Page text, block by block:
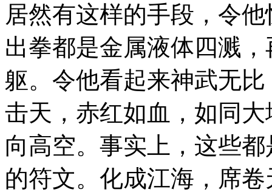
居然有这样的手段，令
出拳都是金属液体四溅
躯。令他看起来神武无
击天，赤红如血，如同
向高空。事实上，这些
的符文。化成江海，席